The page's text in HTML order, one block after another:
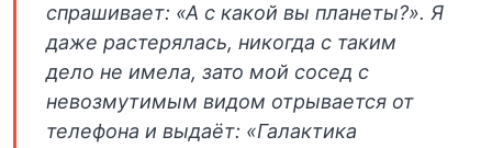
спрашивает: «А с какой вы планеты?». Я
даже растерялась, никогда с таким
дело не имела, зато мой сосед с
невозмутимым видом отрывается от
телефона и выдаёт: «Галактика